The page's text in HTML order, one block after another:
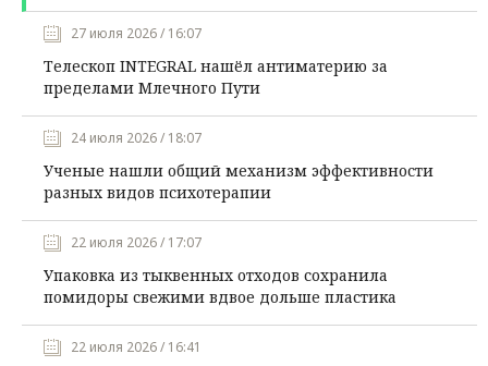
27 июля 2026 / 16:07
Телескоп INTEGRAL нашёл антиматерию за
пределами Млечного Пути
24 июля 2026 / 18:07
Ученые нашли общий механизм эффективности
разных видов психотерапии
22 июля 2026 / 17:07
Упаковка из тыквенных отходов сохранила
помидоры свежими вдвое дольше пластика
22 июля 2026 / 16:41